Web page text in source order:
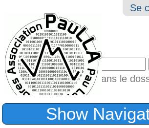
Se
Chercher par
Seulement dans le
Recherche
Show